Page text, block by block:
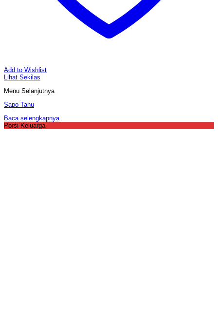
Add to Wishlist
Lihat Sekilas
Menu Selanjutnya
Sapo Tahu
Baca selengkapnya
Porsi Keluarga